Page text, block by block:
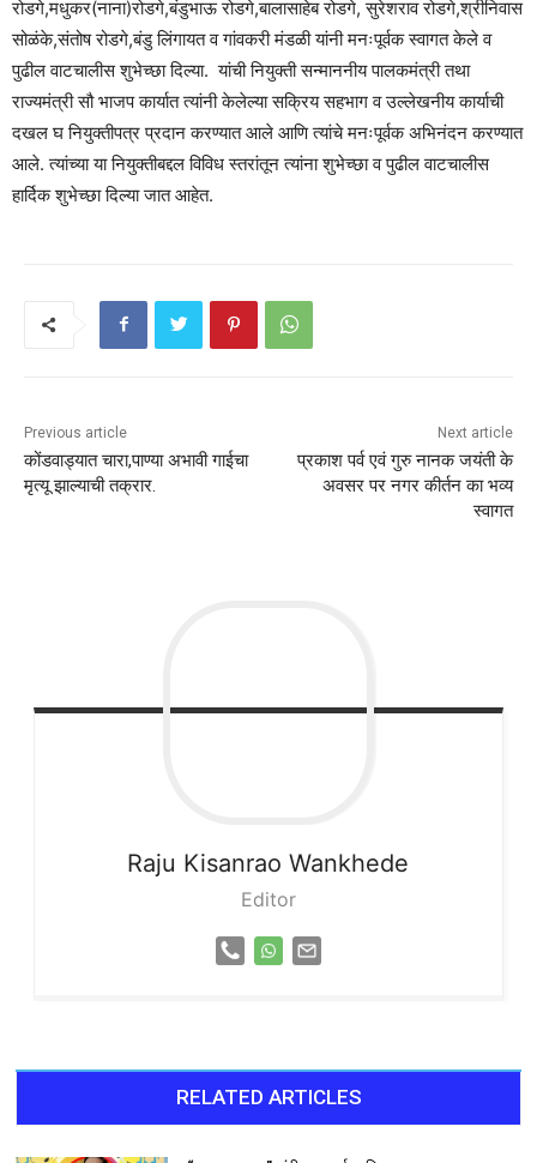
रोडगे,मधुकर(नाना)रोडगे,बंडुभाऊ रोडगे,बालासाहेब रोडगे, सुरेशराव रोडगे,श्रीनिवास
सोळंके,संतोष रोडगे,बंडु लिंगायत व गांवकरी मंडळी यांनी मनःपूर्वक स्वागत केले व
पुढील वाटचालीस शुभेच्छा दिल्या. यांची नियुक्ती सन्माननीय पालकमंत्री तथा
राज्यमंत्री सौ भाजप कार्यात त्यांनी केलेल्या सक्रिय सहभाग व उल्लेखनीय कार्याची
दखल घ नियुक्तीपत्र प्रदान करण्यात आले आणि त्यांचे मनःपूर्वक अभिनंदन करण्यात
आले. त्यांच्या या नियुक्तीबद्दल विविध स्तरांतून त्यांना शुभेच्छा व पुढील वाटचालीस
हार्दिक शुभेच्छा दिल्या जात आहेत.
Previous article
कोंडवाड्यात चारा,पाण्या अभावी गाईचा
मृत्यू झाल्याची तक्रार.
Next article
प्रकाश पर्व एवं गुरु नानक जयंती के
अवसर पर नगर कीर्तन का भव्य
स्वागत
Raju Kisanrao Wankhede
Editor
RELATED ARTICLES